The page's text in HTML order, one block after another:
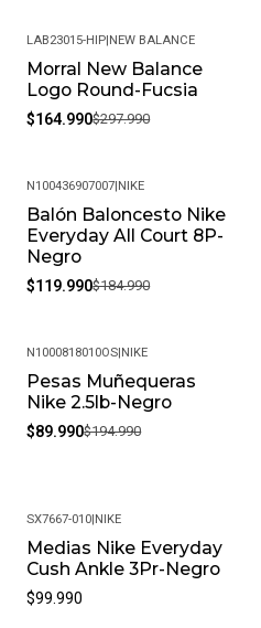
-45%
LAB23015-HIP NEW BALANCE
Morral New Balance
Logo Round-Fucsia
$164.990$297.990
-35%
N100436907007 NIKE
Balón Baloncesto Nike
Everyday All Court 8P-
Negro
$119.990$184.990
-54%
N1000818010OS|NIKE
Pesas Muñequeras
Nike 2.5lb-Negro
$89.990$194.990
SX7667-010|NIKE
Medias Nike Everyday
Cush Ankle 3Pr-Negro
$99.990